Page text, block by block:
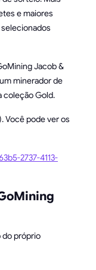
e maiores
Jacob &
minerador de
coleção Gold.
Você pode ver os
2737-4113-
do próprio